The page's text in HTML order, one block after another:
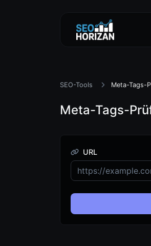
SEO-Tools Meta-Tags-
Meta-Tags-
URL